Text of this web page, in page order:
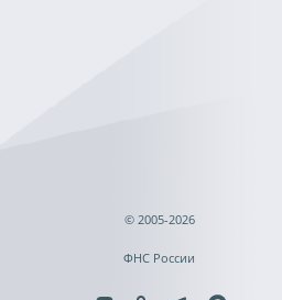
© 2005-2026
ФНС России